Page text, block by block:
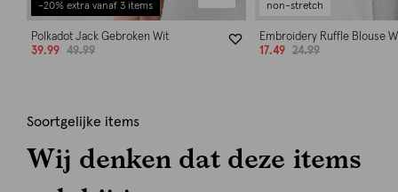
-20% extra vanaf 3 items
Polkadot Jack Gebroken Wit
39.99
49.99
non-stretch
Embroidery Ruffle Blouse
17.49
24.99
Soortgelijke items
Wij denken dat deze items